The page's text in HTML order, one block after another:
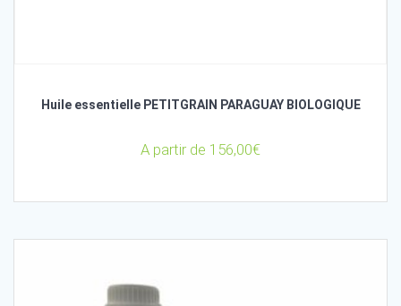
Huile essentielle PETITGRAIN PARAGUAY BIOLOGIQUE
A partir de 156,00€